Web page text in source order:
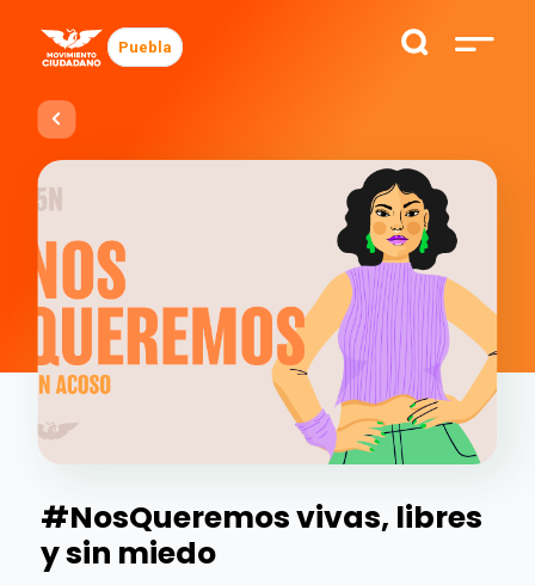
Puebla
#NosQueremos vivas, libres
y sin miedo